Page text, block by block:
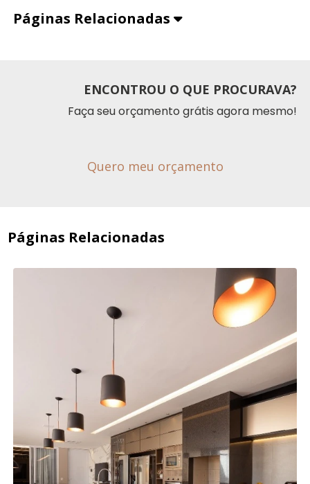
Páginas Relacionadas
ENCONTROU O QUE PROCURAVA?
Faça seu orçamento grátis agora mesmo!
Quero meu orçamento
Páginas Relacionadas